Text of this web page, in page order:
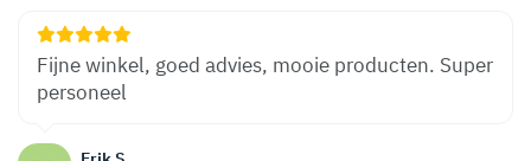
Fijne winkel, goed advies, mooie producten. Super
personeel